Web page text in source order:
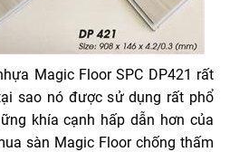
Magic Floor SPC DP421 rất
sao nó được sử dụng rất phổ
khía cạnh hấp dẫn hơn của
sàn Magic Floor chống thấm